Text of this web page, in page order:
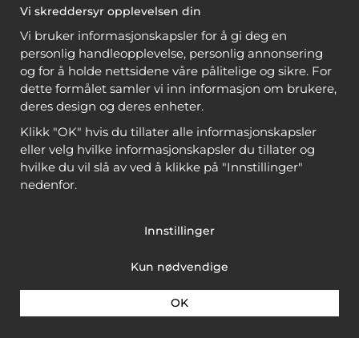
Vi skreddersyr opplevelsen din
Vi bruker informasjonskapsler for å gi deg en
personlig handleopplevelse, personlig annonsering
og for å holde nettsidene våre pålitelige og sikre. For
dette formålet samler vi inn informasjon om brukere,
deres design og deres enheter.
Klikk "OK" hvis du tillater alle informasjonskapsler
eller velg hvilke informasjonskapsler du tillater og
hvilke du vil slå av ved å klikke på "Innstillinger"
nedenfor.
Innstillinger
Kun nødvendige
OK